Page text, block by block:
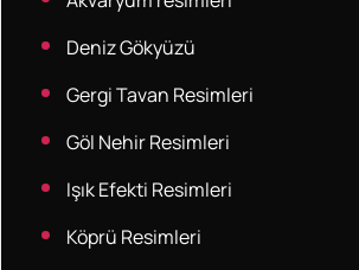
Deniz Gökyüzü
Gergi Tavan Resimleri
Göl Nehir Resimleri
Işık Efekti Resimleri
Köprü Resimleri